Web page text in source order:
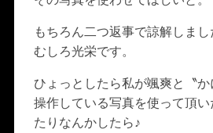
もちろん二つ返事で諒解しまし
むしろ光栄です。
ひょっとしたら私が颯爽と〝
操作している写真を使って頂
たりなんかしたら♪